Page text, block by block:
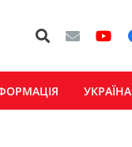
УКРАЇНА